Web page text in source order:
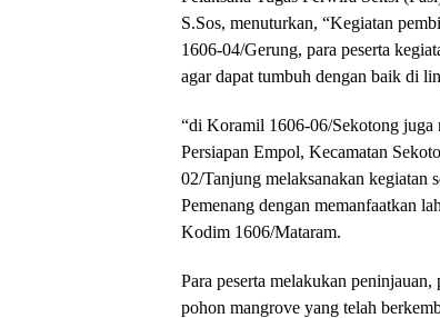
S.Sos, menuturkan, “Kegiatan
1606-04/Gerung, para peserta
agar dapat tumbuh dengan baik di
“di Koramil 1606-06/Sekotong juga
Persiapan Empol, Kecamatan
02/Tanjung melaksanakan kegiatan
Pemenang dengan memanfaatkan
Kodim 1606/Mataram.
Para peserta melakukan
pohon mangrove yang telah